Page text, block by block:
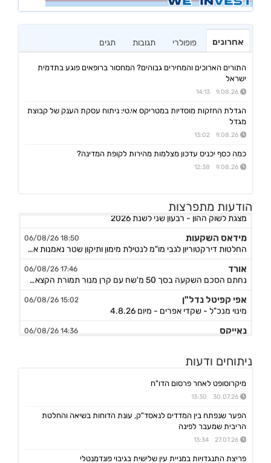
אחרונים פופולרי תגובות תגים
התורים הארוכים והמחירים גבוהים? המחסור ברופאים פוגע בתדמית
ישראל
9.08.26 14:13
הגדלת החזקות מוסדיות במטריקס אי.טי: ניתוח עסקת הענק של קבוצת
מגדל
9.08.26 13:02
כמה כסף יכניס עדכון מצלמות מהירות לקופת המדינה?
9.08.26 12:38
הודעות מתפרצות
מצגת לשוק ההון - רבעון שני לשנת 2026
החלטות דירקטוריון לגבי מו"מ לנטילת מימון ותיקון שטר נאמנות אג"ח ד׳ - המשך בק"ע תזמ"ז חזוי והיערכות ל
נחתם הסכם השקעה בסך 50 מ'שח עם קרן מנור תמורת הקצאה פרטית ב-164.51 ש״ח למניה +אופציה להשקעה נוספת, ה
מינוי מנכ"ל - שקדי אפרים - מיום 4.8.26
הגשת בקשה להקמת בנק Nayax America בארה"ב
הצגת הצעת רכישת החברה ע"י SOUNDHOUND AI
גיקס אינטרנט
אפולו פאוור 09:00 06/08/26
הסכם רישיון ושירותי פיתוח עם תאגיד בנקאי בישראל,פרטים
ניתוחים ודעות
מיקרוסופט לאחר פרסום הדו"ח
30.07.26 13:30
הפער שנפתח בין המדדים לנאסד"ק, עונת הדוחות בשיאה והחלטת
הריבית שמעבר לפינה
27.07.26 13:34
פריצת התנגדויות במניית עין שלישית בגיבוי פונדמנטלי